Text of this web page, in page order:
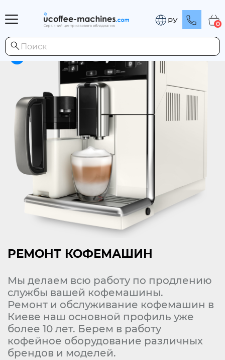
РУ 0
Главная Ремонт кофемашин
РЕМОНТ КОФЕМАШИН
Мы делаем всю работу по продлению
службы вашей кофемашины.
Ремонт и обслуживание кофемашин в
Киеве наш основной профиль уже
более 10 лет. Берем в работу
кофейное оборудование различных
брендов и моделей.